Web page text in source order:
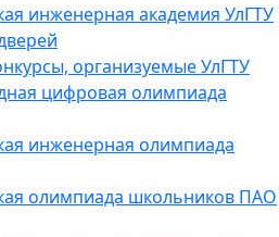
инженерная академия УлГТУ
организуемые УлГТУ
цифровая олимпиада
инженерная олимпиада
олимпиада школьников ПАО